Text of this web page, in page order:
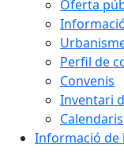
Oferta
Perfil de
Convenis
Inventari
Calendaris
Informació de